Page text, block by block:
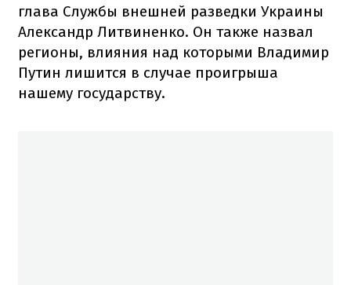
глава Службы внешней разведки Украины
Александр Литвиненко. Он также назвал
регионы, влияния над которыми Владимир
Путин лишится в случае проигрыша
нашему государству.